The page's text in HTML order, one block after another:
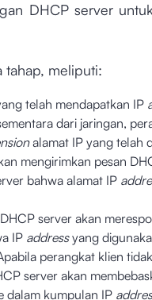
DHCP server
tahap, meliputi:
telah mendapatkan IP
dari jaringan,
alamat IP yang telah
mengirimkan pesan
bahwa alamat IP
server akan
IP addressyang
perangkat klien
server akan
dalam kumpulan IP